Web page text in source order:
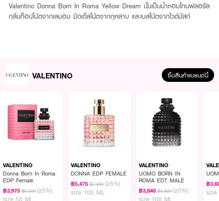
Valentino Donna Born In Roma Yellow Dream นั้นเป็นน้ำหอมโทนฟลอรัล
กลิ่นท็อปโน้ตจากเลมอน มิดเดิ้ลโน้ตจากกุหลาบ และเบสโน้ตจากไวต์มัสก์
VALENTINO ซื้อสินค้าแบรนด์นี้
VALENTINO
Donna Born In Roma
EDP Female
฿3,975 ฿5,300 (25%)
size 50 ML
VALENTINO
DONNA EDP FEMALE
฿5,475 ฿7,300 (25%)
size 100 ML
VALENTINO
UOMO BORN IN
ROMA EDT MALE
฿3,840 ฿4,800 (20%)
size 100 ML
฿
size